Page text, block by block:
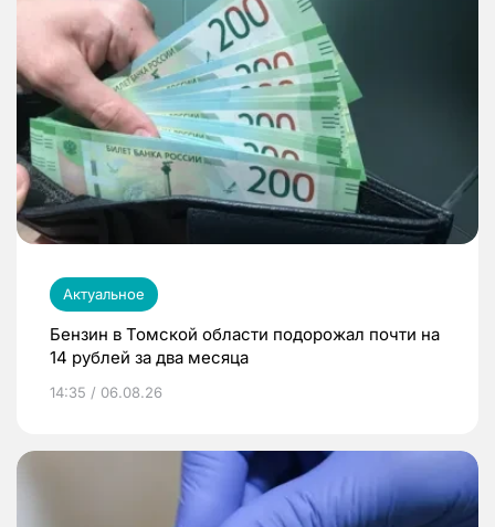
Актуальное
Бензин в Томской области подорожал почти на
14 рублей за два месяца
14:35 / 06.08.26